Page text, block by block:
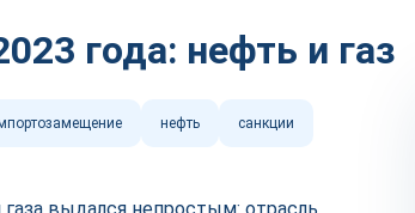
года: нефть и газ
нефть санкции